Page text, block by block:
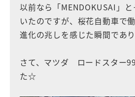
以前なら「MENDOKUSAI」
いたのですが、桜花自動車で
進化の兆しを感じた瞬間であ
さて、マツダ ロードスター
た☆